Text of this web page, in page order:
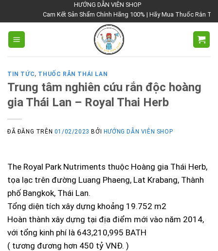
nội
dung
HƯỚNG DẪN VIÊN SHOP
Cam Kết Sản Shẩm Chính Hãng 100% | Hãy Mua Thuốc Rắn
TIN TỨC, THUỐC RẮN THÁI LAN
Trung tâm nghiên cứu rắn độc hoàng
gia Thái Lan – Royal Thai Herb
ĐÃ ĐĂNG TRÊN 01/02/2023 BỞI HƯỚNG DẪN VIÊN SHOP
The Royal Park Nutriments thuộc Hoàng gia Thái Herb,
tọa lạc trên đường Luang Phaeng, Lat Krabang, Thành
phố Bangkok, Thái Lan.
Tổng diện tích xây dựng khoảng 19.752 m2
Hoàn thành xây dựng tại địa điểm mới vào năm 2014,
với tổng kinh phí là 643,210,995 BATH
( tương đương hơn 450 tỷ VNĐ. )